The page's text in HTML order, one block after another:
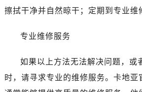
擦拭干净并自然晾干；定期到专业维
专业维修服务
如果以上方法无法解决问题，或
时，请寻求专业的维修服务。卡地亚